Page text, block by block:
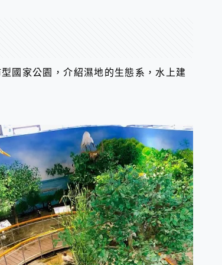
國家公園，介紹濕地的生態系，水上建